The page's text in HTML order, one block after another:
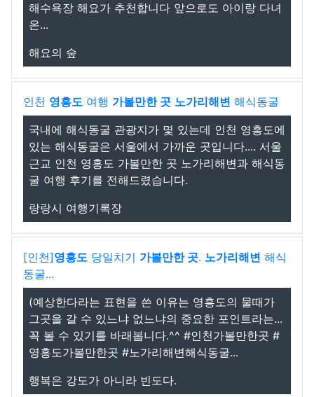
해수욕장 해요가 추천합니다 앞으로도 아이랑 다녀
온...
해요의 숲
인천 영흥도 여행 가볼만한 곳 노가리해변 해식동굴
국내에 해식동굴 관광지가 몇 있는데 인천 영흥도에
있는 해식동굴은 서울에서 가까운 곳입니다.... 서울
근교 인천 영흥도 가볼만한 곳 노가리해변과 해식동
굴 여행 후기를 전해드렸습니다.
랑랑시 여행기록장
[인천]영흥도 당일치기 가볼만한 곳. 노가리해변 해식
동굴...
(예상한다라는 표현을 쓴 이유는 영흥도의 물때가
그곳을 갈 수 있느냐 없느냐의 중요한 포인트라는...
꼭 볼 수 있기를 바래봅니다.^^ #인천가볼만한곳 #
영흥도가볼만한곳 #노가리해변해식동굴...
행복은 강도가 아니라 빈도다.